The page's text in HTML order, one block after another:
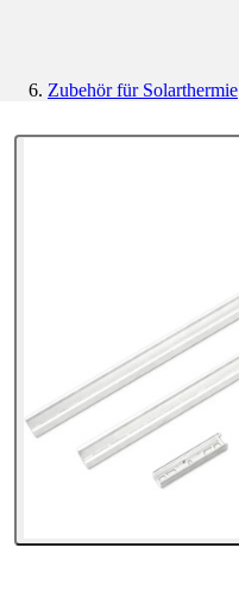
Zubehör für Solarthermie